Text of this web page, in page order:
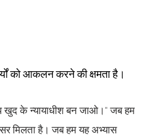
को आकलन करने की क्षमता है।
खुद के न्यायाधीश बन जाओ।" जब हम
मिलता है। जब हम यह अभ्यास